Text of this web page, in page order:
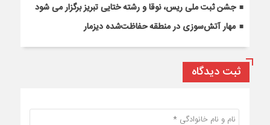
جشن ثبت ملی ریس، نوقا و رشته ختایی تبریز برگزار می شود
مهار آتش‌سوزی در منطقه حفاظت‌شده دیزمار
ثبت دیدگاه